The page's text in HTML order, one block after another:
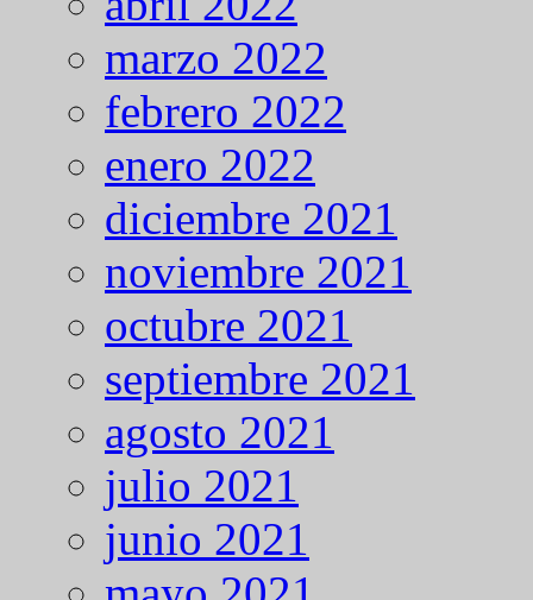
marzo 2022
febrero 2022
enero 2022
diciembre 2021
noviembre 2021
octubre 2021
septiembre 2021
agosto 2021
julio 2021
junio 2021